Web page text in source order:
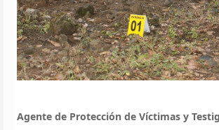
Agente de Protección de Víctimas y